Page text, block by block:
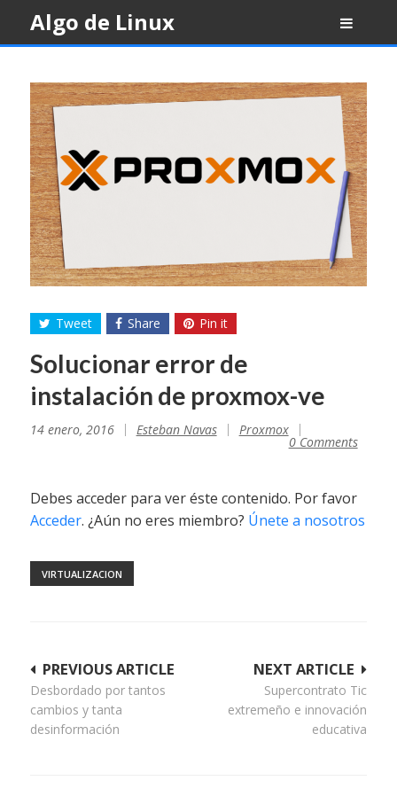
content
Algo de Linux
Tweet Share Pin it
Solucionar error de
instalación de proxmox-ve
14 enero, 2016 Esteban Navas Proxmox
0 Comments
Debes acceder para ver éste contenido. Por favor
Acceder. ¿Aún no eres miembro? Únete a nosotros
VIRTUALIZACION
Navegación
de
entradas
NEXT ARTICLE
Supercontrato Tic
extremeño e innovación
educativa
PREVIOUS ARTICLE
Desbordado por tantos
cambios y tanta
desinformación